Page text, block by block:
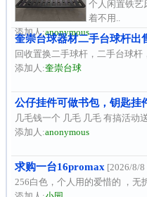
个人闲置铁艺
着不用..
添加人:anonymous
奎崇台球器材二手台球杆出
回收置换二手球杆，二手台球
添加人:奎崇台球
公仔挂件可做书包，钥匙挂
几毛钱一个 几毛 几毛 有搞活动
添加人:anonymous
求购一台16promax [2026/8/
256白色，个人用的爱惜的 ，无